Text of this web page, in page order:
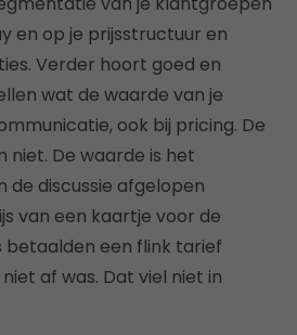
en op je prijsstructuur en
Verder hoort goed en
wat de waarde van je
ook bij pricing. De
niet. De waarde is het
de discussie afgelopen
van een kaartje voor de
betaalden een flink tarief
af was. Dat viel niet in